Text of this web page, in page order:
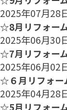
2025年07月28
☆8月リフォー
2025年06月30
☆7月リフォー
2025年06月02
☆６月リフォ
2025年04月28
☆5月リフォー